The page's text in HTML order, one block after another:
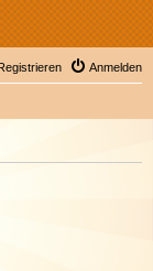
Anmelden